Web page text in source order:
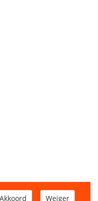
Weiger
Akkoord